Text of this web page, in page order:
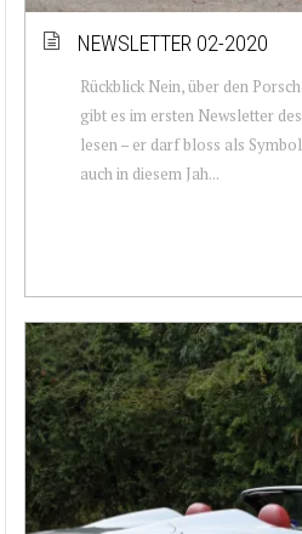
NEWSLETTER 02-2020
Rückblick Nein, über den
gibt es im ersten Newsletter
lesen – er darf bloss als
auch in diesem Jah...